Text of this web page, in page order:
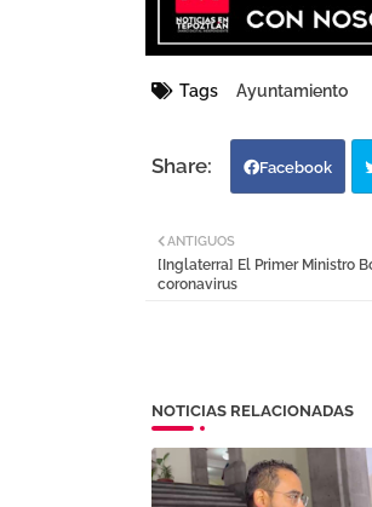
Tags Ayuntamiento
Facebook
ANTIGUOS
[Inglaterra] El Primer Ministro
coronavirus
NOTICIAS RELACIONADAS